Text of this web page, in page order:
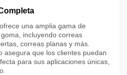
una amplia gama de
incluyendo correas
correas planas y más.
asegura que los clientes puedan
para sus aplicaciones únicas,